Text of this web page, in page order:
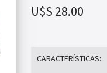
U$S 28.00
CARACTERÍSTICAS: